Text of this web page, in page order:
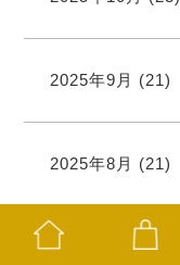
2025年9月 (21)
2025年8月 (21)
2025年7月(19)